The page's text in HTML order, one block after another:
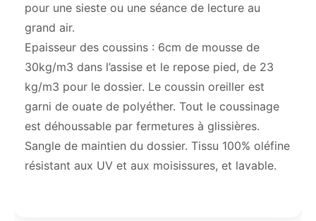
pour une sieste ou une séance de lecture au
grand air.
Epaisseur des coussins : 6cm de mousse de
30kg/m3 dans l’assise et le repose pied, de 23
kg/m3 pour le dossier. Le coussin oreiller est
garni de ouate de polyéther. Tout le coussinage
est déhoussable par fermetures à glissières.
Sangle de maintien du dossier. Tissu 100% oléfine
résistant aux UV et aux moisissures, et lavable.